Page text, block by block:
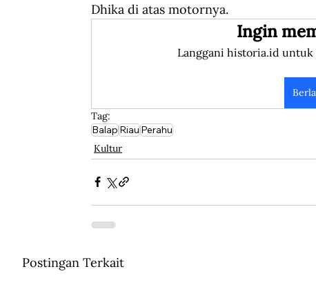
Dhika di atas motornya.
Ingin
Langgani historia.id
Tag:
BalapRiauPerahu
Kultur
Postingan Terkait